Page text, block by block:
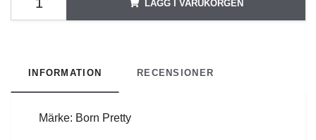
LÄGG I VARUKORGEN
INFORMATION RECENSIONER
Märke: Born Pretty